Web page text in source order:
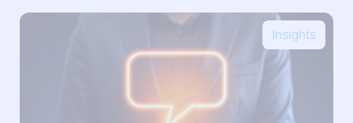
Insights